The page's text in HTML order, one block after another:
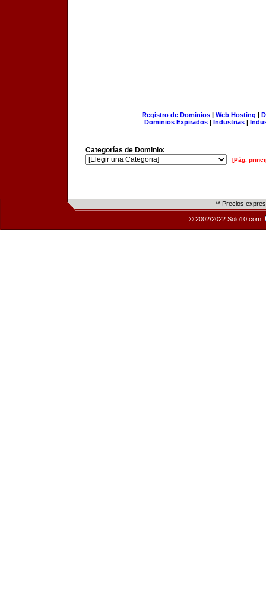
Registro de Dominios| Web Hosting |
Dominios Expirados | Industrias |
Categorías de Dominio:
[Pág.
** Precios
© 2002/2022 Solo10.com